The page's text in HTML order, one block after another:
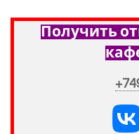
Получить